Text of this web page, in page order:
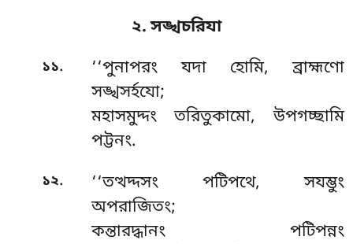
২. সঙ্খচরিযা
১১. ‘‘পুনাপরংযদা হোমি, ব্রাহ্মণো
সঙ্খসৰ্হযো;
মহাসমুদ্দং তরিতুকামো, উপগচ্ছামি
পট্টনং.
১২.
‘‘তত্থদ্দসং পটিপথে, সযম্ভুং
অপরাজিতং;
কন্তারদ্ধানং পটিপন্নং